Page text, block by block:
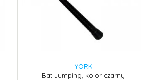
YORK
Bat Jumping, kolor czarny